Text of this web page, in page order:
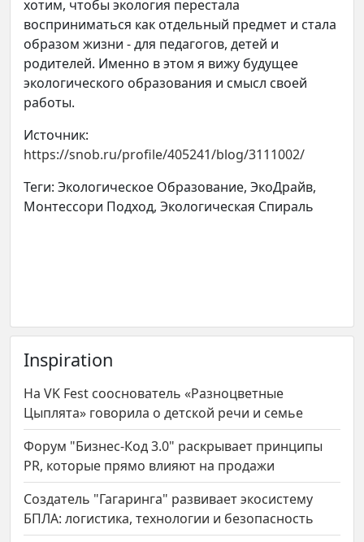
хотим, чтобы экология перестала
восприниматься как отдельный предмет и стала
образом жизни - для педагогов, детей и
родителей. Именно в этом я вижу будущее
экологического образования и смысл своей
работы.
Источник:
https://snob.ru/profile/405241/blog/3111002/
Теги: Экологическое Образование, ЭкоДрайв,
Монтессори Подход, Экологическая Спираль
Inspiration
На VK Fest сооснователь «Разноцветные
Цыплята» говорила о детской речи и семье
Форум "Бизнес-Код 3.0" раскрывает принципы
PR, которые прямо влияют на продажи
Создатель "Гагаринга" развивает экосистему
БПЛА: логистика, технологии и безопасность